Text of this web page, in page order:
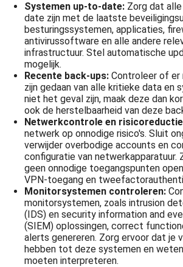
Systemen up-to-date: Zorg dat
date zijn met de laatste
besturingssystemen, applicaties,
antivirussoftware en alle andere
infrastructuur. Stel automatische
mogelijk.
Recente back-ups: Controleer of
zijn gedaan van alle kritieke data en
niet het geval zijn, maak deze dan
ook de herstelbaarheid van deze
Netwerkcontrole en
netwerk op onnodige risico's. Sluit
verwijder overbodige accounts en
configuratie van netwerkapparatuur.
geen onnodige toegangspunten
VPN-toegang en
Monitorsystemen controleren:
monitorsystemen, zoals intrusion
(IDS) en security information and
(SIEM) oplossingen, correct
alerts genereren. Zorg ervoor dat je
hebben tot deze systemen en
moeten interpreteren.